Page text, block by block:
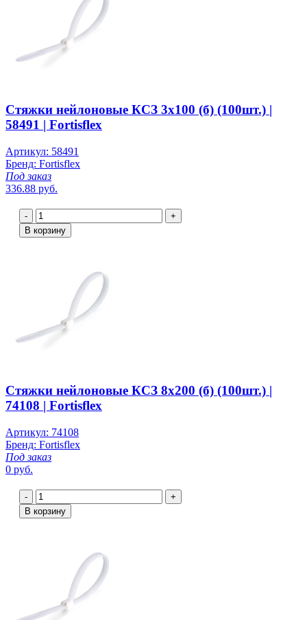
Стяжки нейлоновые КСЗ 3х100 (б) (100шт.) |
58491 | Fortisflex
Артикул: 58491
Бренд: Fortisflex
Под заказ
336.88 руб.
-
+
В корзину
Стяжки нейлоновые КСЗ 8х200 (б) (100шт.) |
74108 | Fortisflex
Артикул: 74108
Бренд: Fortisflex
Под заказ
0 руб.
-
+
В корзину